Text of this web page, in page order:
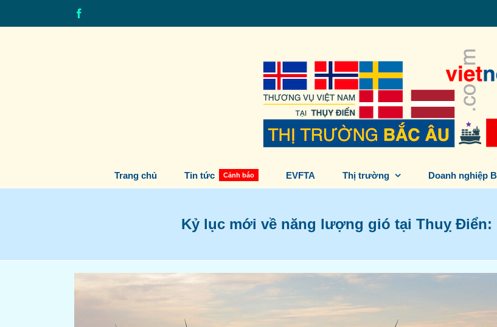
Trang chủ Tin tức Cảnh báo EVFTA Thị trường Doanh nghiệp
Kỷ lục mới về năng lượng gió tại Thuỵ Điển: